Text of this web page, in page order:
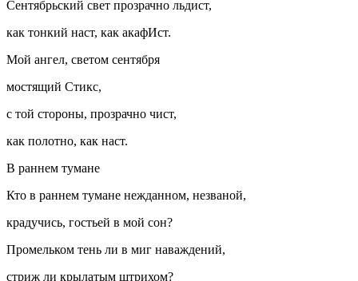
Сентябрьский свет прозрачно льдист,
как тонкий наст, как акафИст.
Мой ангел, светом сентября
мостящий Стикс,
с той стороны, прозрачно чист,
как полотно, как наст.
В раннем тумане
Кто в раннем тумане нежданном, незваной,
крадучись, гостьей в мой сон?
Промельком тень ли в миг наваждений,
стриж ли крылатым штрихом?